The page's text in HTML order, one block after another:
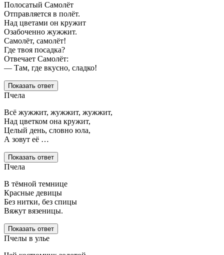
Полосатый Самолёт
Отправляется в полёт.
Над цветами он кружит
Озабоченно жужжит.
Самолёт, самолёт!
Где твоя посадка?
Отвечает Самолёт:
— Там, где вкусно, сладко!
Показать ответ
Пчела
Всё жужжит, жужжит, жужжит,
Над цветком она кружит,
Целый день, словно юла,
А зовут её …
Показать ответ
Пчела
В тёмной темнице
Красные девицы
Без нитки, без спицы
Вяжут вязеницы.
Показать ответ
Пчелы в улье